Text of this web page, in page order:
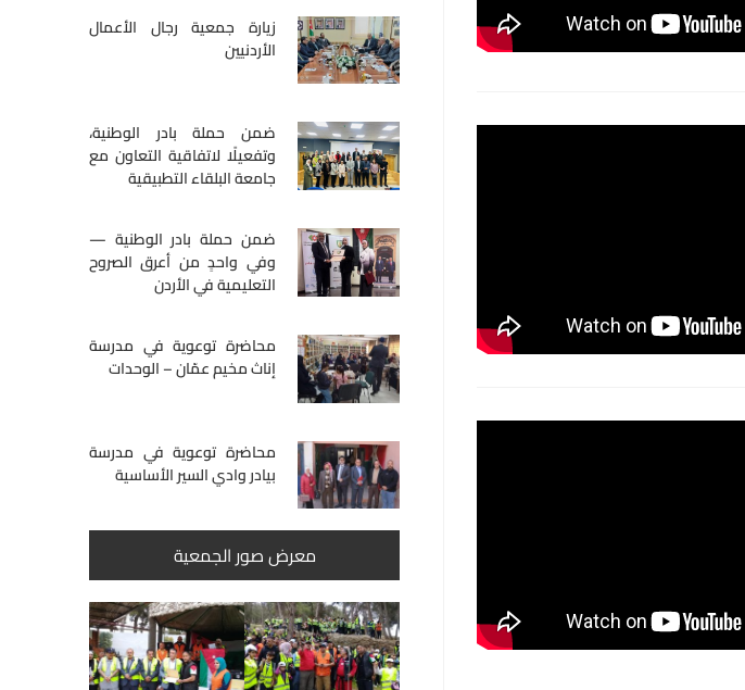
زيارة جمعية رجال الأعمال
الأردنيين
ضمن حملة بادر الوطنية،
وتفعيلًا لاتفاقية التعاون مع
جامعة البلقاء التطبيقية
ضمن حملة بادر الوطنية —
وفي واحدٍ من أعرق الصروح
التعليمية في الأردن
محاضرة توعوية في مدرسة
إناث مخيم عمّان – الوحدات
محاضرة توعوية في مدرسة
بيادر وادي السير الأساسية
معرض صور الجمعية